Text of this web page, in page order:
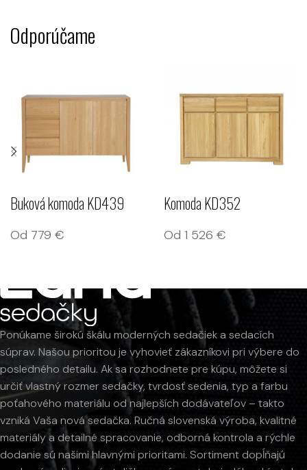
Odporúčame
Buková komoda KD439
Od 779 €
Komoda KD352
Od 1 526 €
Ponúkame širokú škálu moderných sedačiek a sedacích
súprav. Našou prioritou je vyhovieť zákazníkovi pri výbere do
posledného detailu. Ak sa rozhodnete pre kúpu, môžete si
určiť vlastný rozmer sedačky, tvrdosť sedenia, typ a farbu
poťahového materiálu od najlepších dodávateľov – takto
vzniká Vaša nová sedačka. Ručná slovenská výroba, kvalitné
materiály a detailné spracovanie, odborná kontrola a rýchle
dodanie sú našimi hlavnými prioritami. Sortiment dopĺňajú